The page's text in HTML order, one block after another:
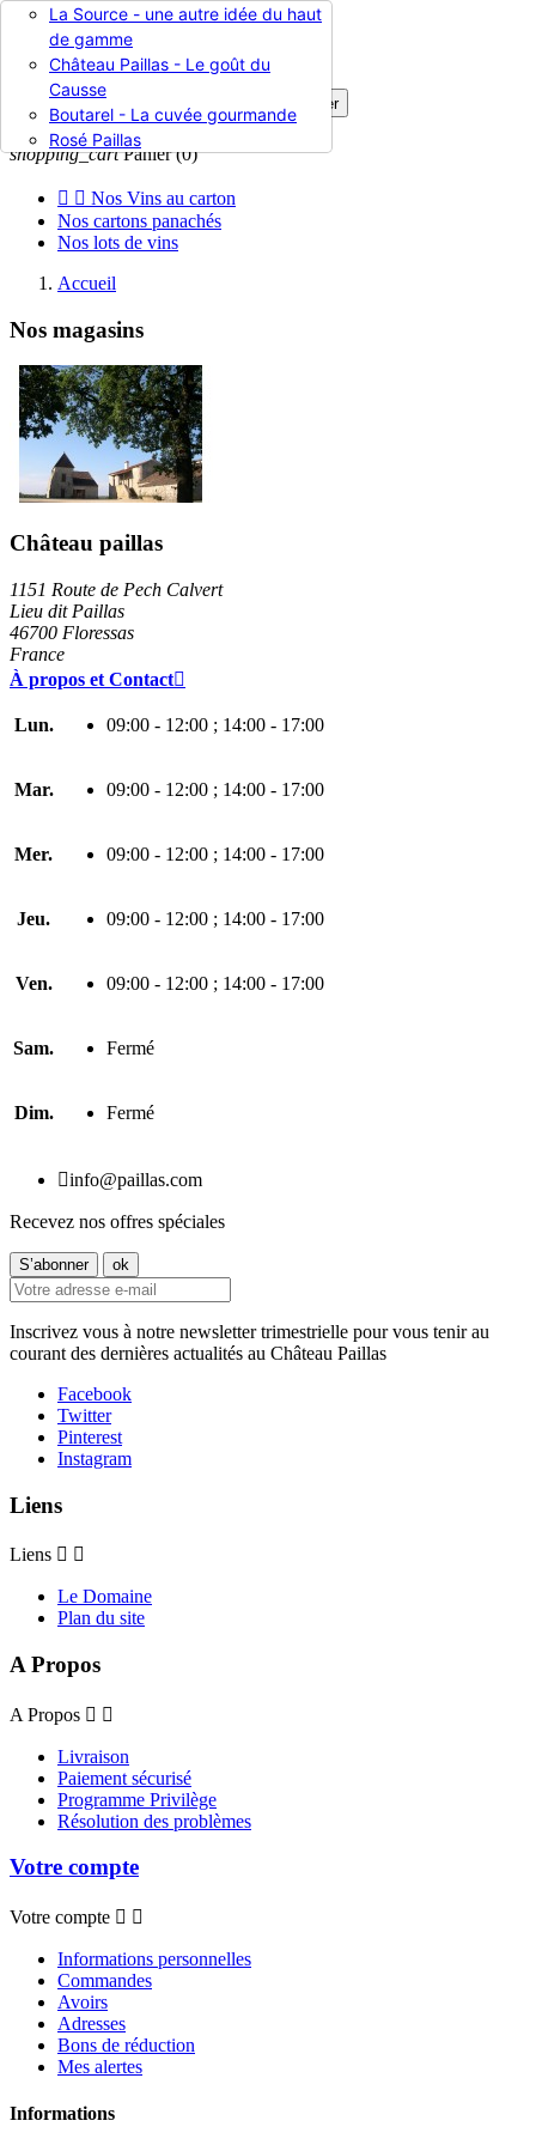
Rechercher
Connexion
shopping_cart Panier (0)
  Nos Vins au carton
La Source - une autre idée du haut
de gamme
Château Paillas - Le goût du
Causse
Boutarel - La cuvée gourmande
Rosé Paillas
Nos cartons panachés
Nos lots de vins
Accueil
Nos magasins
Château paillas
1151 Route de Pech Calvert
Lieu dit Paillas
46700 Floressas
France
À propos et Contact
Lun. 09:00 - 12:00 ; 14:00 - 17:00
Mar. 09:00 - 12:00 ; 14:00 - 17:00
Mer. 09:00 - 12:00 ; 14:00 - 17:00
Jeu. 09:00 - 12:00 ; 14:00 - 17:00
Ven. 09:00 - 12:00 ; 14:00 - 17:00
Sam. Fermé
Dim. Fermé
info@paillas.com
Recevez nos offres spéciales
Inscrivez vous à notre newsletter trimestrielle pour vous tenir au
courant des dernières actualités au Château Paillas
Facebook
Twitter
Pinterest
Instagram
Liens
Liens  
Le Domaine
Plan du site
A Propos
A Propos  
Livraison
Paiement sécurisé
Programme Privilège
Résolution des problèmes
Votre compte
Votre compte  
Informations personnelles
Commandes
Avoirs
Adresses
Bons de réduction
Mes alertes
Informations